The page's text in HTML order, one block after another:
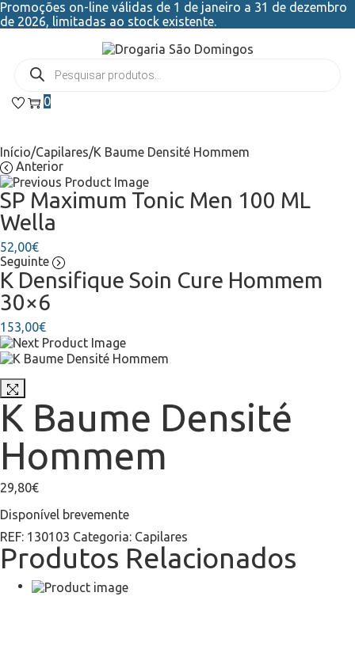
Promoções on-line válidas de 1 de janeiro a 31 de dezembro
de 2026, limitadas ao stock existente.
0
Início/Capilares/K Baume Densité Hommem
Anterior
SP Maximum Tonic Men 100 ML
Wella
52,00€
Seguinte
K Densifique Soin Cure Hommem
30×6
153,00€
K Baume Densité
Hommem
29,80€
Disponível brevemente
REF: 130103 Categoria: Capilares
Produtos Relacionados